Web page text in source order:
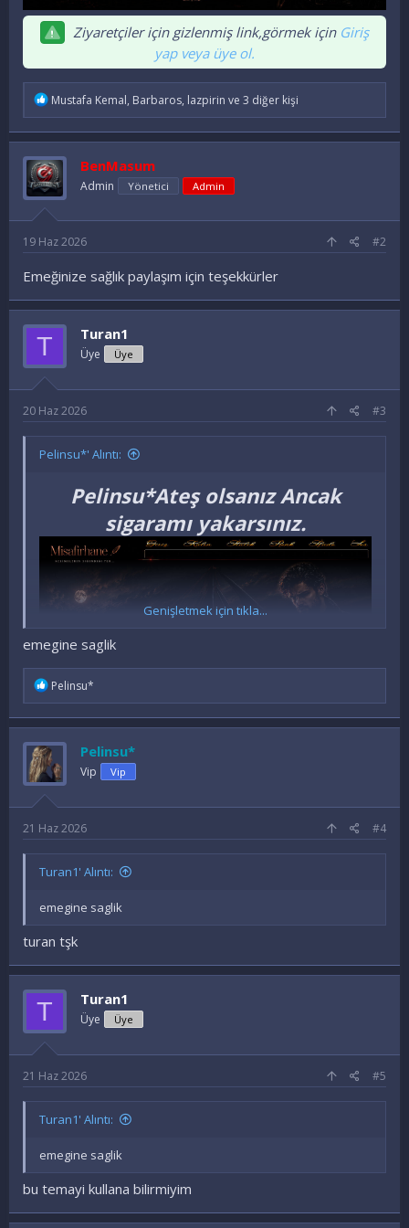
Ziyaretçiler için gizlenmiş link,görmek için Giriş
yap veya üye ol.
İ
d
e
l
e
r
:
Mustafa Kemal, Barbaros, lazpirin ve 3 diğer kişi
BenMasum
Admin Yönetici Admin
19 Haz 2026 #2
Emeğinize sağlık paylaşım için teşekkürler
T Turan1
Üye Üye
20 Haz 2026 #3
Pelinsu*' Alıntı:
Pelinsu*Ateş olsanız Ancak
sigaramı yakarsınız.
Ziyaretçiler için gizlenmiş link,görmek için
Genişletmek için tıkla...
emegine saglik
İ
d
e
l
e
r
:
Pelinsu*
Pelinsu*
Vip Vip
21 Haz 2026 #4
Turan1' Alıntı:
emegine saglik
turan tşk
T Turan1
Üye Üye
21 Haz 2026 #5
Turan1' Alıntı:
emegine saglik
bu temayi kullana bilirmiyim